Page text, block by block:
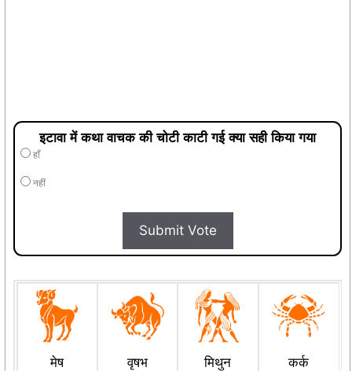
इटावा में कथा वाचक की चोटी काटी गई क्या सही किया गया
हाँ
नहीं
Submit Vote
मेष वृषभ मिथुन कर्क